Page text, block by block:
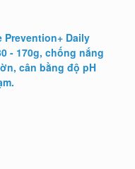
Prevention+ Daily
- 170g, chống nắng
cân bằng độ pH